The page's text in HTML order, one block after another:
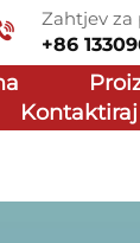
Zahtjev za
+86